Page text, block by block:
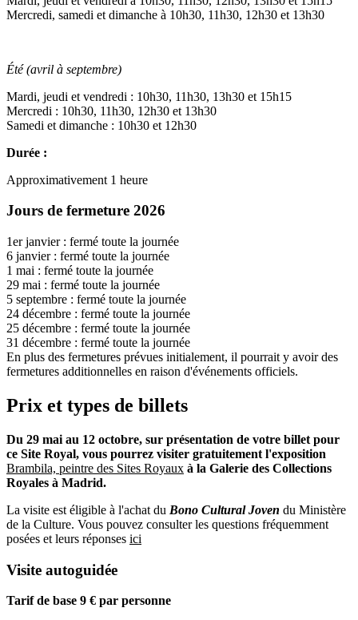
Mercredi, samedi et dimanche à 10h30, 11h30, 12h30 et 13h30
Été (avril à septembre)
Mardi, jeudi et vendredi : 10h30, 11h30, 13h30 et 15h15
Mercredi : 10h30, 11h30, 12h30 et 13h30
Samedi et dimanche : 10h30 et 12h30
Durée :
Approximativement 1 heure
Jours de fermeture 2026
1er janvier : fermé toute la journée
6 janvier : fermé toute la journée
1 mai : fermé toute la journée
29 mai : fermé toute la journée
5 septembre : fermé toute la journée
24 décembre : fermé toute la journée
25 décembre : fermé toute la journée
31 décembre : fermé toute la journée
En plus des fermetures prévues initialement, il pourrait y avoir des
fermetures additionnelles en raison d'événements officiels.
Prix et types de billets
Du 29 mai au 12 octobre, sur présentation de votre billet pour
ce Site Royal, vous pourrez visiter gratuitement l'exposition
Brambila, peintre des Sites Royaux à la Galerie des Collections
Royales à Madrid.
La visite est éligible à l'achat du Bono Cultural Joven du Ministère
de la Culture. Vous pouvez consulter les questions fréquemment
posées et leurs réponses ici
Visite autoguidée
Tarif de base 9 € par personne